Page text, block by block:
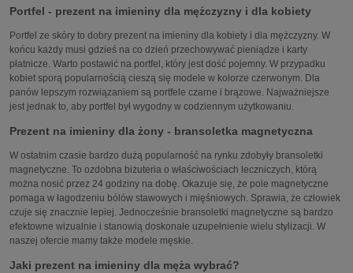
Portfel - prezent na imieniny dla mężczyzny i dla kobiety
Portfel ze skóry to dobry prezent na imieniny dla kobiety i dla mężczyzny. W
końcu każdy musi gdzieś na co dzień przechowywać pieniądze i karty
płatnicze. Warto postawić na portfel, który jest dość pojemny. W przypadku
kobiet sporą popularnością cieszą się modele w kolorze czerwonym. Dla
panów lepszym rozwiązaniem są portfele czarne i brązowe. Najważniejsze
jest jednak to, aby portfel był wygodny w codziennym użytkowaniu.
Prezent na imieniny dla żony - bransoletka magnetyczna
W ostatnim czasie bardzo dużą popularność na rynku zdobyły bransoletki
magnetyczne. To ozdobna biżuteria o właściwościach leczniczych, którą
można nosić przez 24 godziny na dobę. Okazuje się, że pole magnetyczne
pomaga w łagodzeniu bólów stawowych i mięśniowych. Sprawia, że człowiek
czuje się znacznie lepiej. Jednocześnie bransoletki magnetyczne są bardzo
efektowne wizualnie i stanowią doskonałe uzupełnienie wielu stylizacji. W
naszej ofercie mamy także modele męskie.
Jaki prezent na imieniny dla męża wybrać?